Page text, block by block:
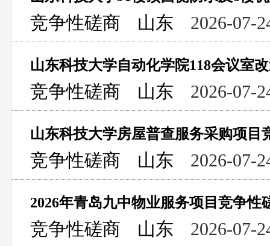
竞争性磋商 山东 2026-07-
山东科技大学自动化学院118会议室
竞争性磋商 山东 2026-07-
山东科技大学房屋普查服务采购项目
竞争性磋商 山东 2026-07-
2026年青岛九中物业服务项目竞争性
竞争性磋商 山东 2026-07-